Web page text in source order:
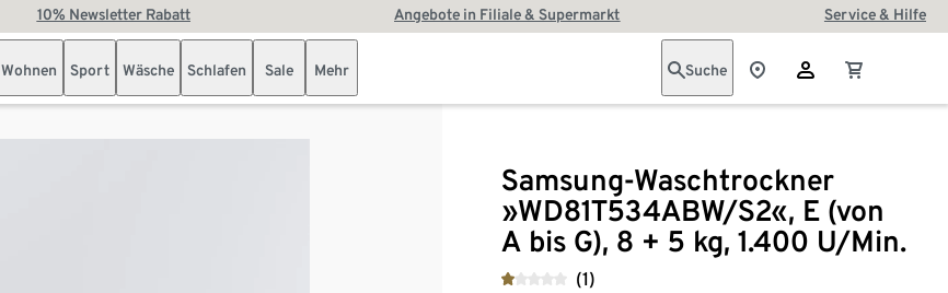
10% Newsletter Rabatt Angebote in Filiale & Supermarkt Service & Hilfe
Wohnen Sport Wäsche Schlafen Sale Mehr Suche
Samsung-Waschtrockner
»WD81T534ABW/S2«, E (von
A bis G), 8 + 5 kg, 1.400 U/Min.
(1)